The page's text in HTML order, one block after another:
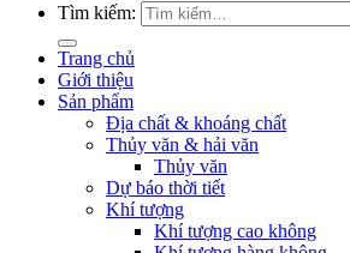
Tìm kiếm:
Trang chủ
Giới thiệu
Sản phẩm
Địa chất & khoáng chất
Thủy văn & hải văn
Thủy văn
Dự báo thời tiết
Khí tượng
Khí tượng cao không